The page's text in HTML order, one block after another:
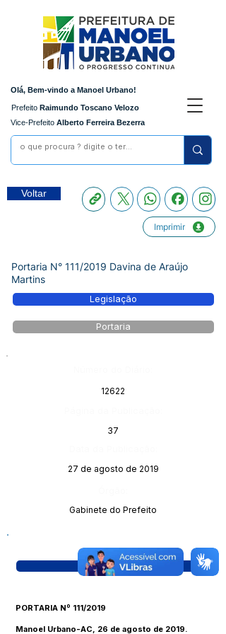
Olá, Bem-vindo a Manoel Urbano!
Prefeito Raimundo Toscano Velozo
Vice-Prefeito Alberto Ferreira Bezerra
Voltar
Imprimir
Portaria N° 111/2019 Davina de Araújo
Martins
Legislação
Portaria
12622
37
27 de agosto de 2019
Gabinete do Prefeito
Visualizar
PORTARIA Nº 111/2019
Manoel Urbano-AC, 26 de agosto de 2019.